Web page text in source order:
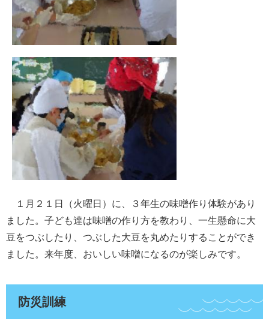
１月２１日（火曜日）に、３年生の味噌作り体験があり
ました。子ども達は味噌の作り方を教わり、一生懸命に大
豆をつぶしたり、つぶした大豆を丸めたりすることができ
ました。来年度、おいしい味噌になるのが楽しみです。
防災訓練